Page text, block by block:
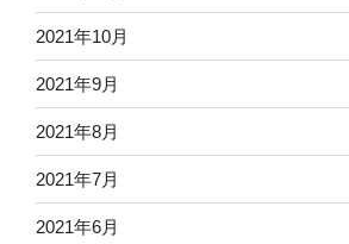
2021年10月
2021年9月
2021年8月
2021年7月
2021年6月